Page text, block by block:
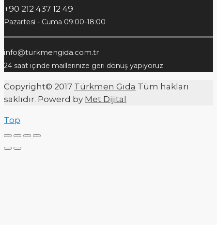
+90 212 437 12 49
Pazartesi - Cuma 09:00-18:00
info@turkmengida.com.tr
24 saat içinde maillerinize geri dönüş yapıyoruz
Copyright© 2017 Türkmen Gıda Tüm hakları
saklıdır. Powerd by Met Dijital
Top